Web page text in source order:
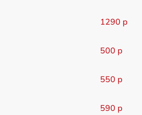
1290 р
500 р
550 р
590 р